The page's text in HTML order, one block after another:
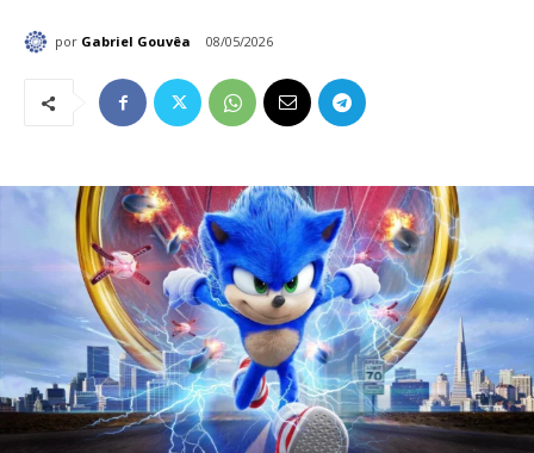
por Gabriel Gouvêa 08/05/2026